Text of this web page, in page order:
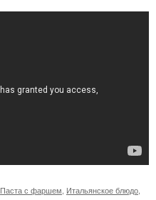
Паста с фаршем Итальянское блюдо